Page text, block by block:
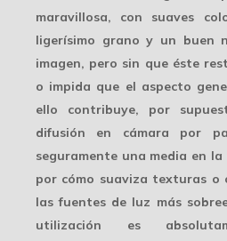
maravillosa, con suaves
ligerísimo grano y un buen
imagen, pero sin que éste
o impida que el aspecto
ello contribuye, por
difusión en cámara por
seguramente una media en
por cómo suaviza texturas o
las fuentes de luz más
utilización es